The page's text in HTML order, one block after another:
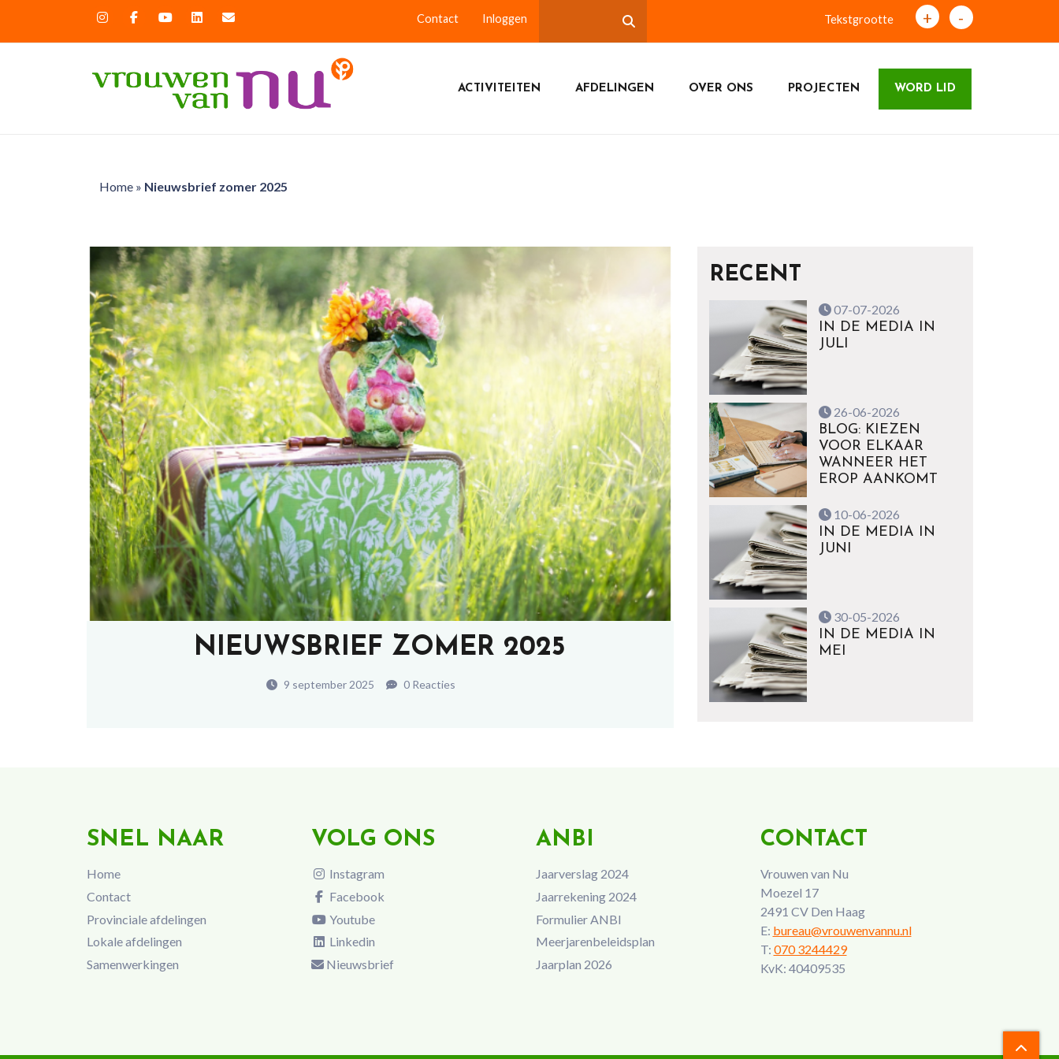
Contact Inloggen Tekstgrootte + -
ACTIVITEITEN AFDELINGEN OVER ONS PROJECTEN WORD LID
Home» Nieuwsbrief zomer 2025
NIEUWSBRIEF ZOMER 2025
9 september 2025 0 Reacties
RECENT
07-07-2026
IN DE MEDIA IN
JULI
26-06-2026
BLOG: KIEZEN
VOOR ELKAAR
WANNEER HET
EROP AANKOMT
10-06-2026
IN DE MEDIA IN
JUNI
30-05-2026
IN DE MEDIA IN
MEI
SNEL NAAR
Home
Contact
Provinciale afdelingen
Lokale afdelingen
Samenwerkingen
VOLG ONS
Instagram
Facebook
Youtube
Linkedin
Nieuwsbrief
ANBI
Jaarverslag 2024
Jaarrekening 2024
Formulier ANBI
Meerjarenbeleidsplan
Jaarplan 2026
CONTACT
Vrouwen van Nu
Moezel 17
2491 CV Den Haag
E: bureau@vrouwenvannu.nl
T: 070 3244429
KvK: 40409535